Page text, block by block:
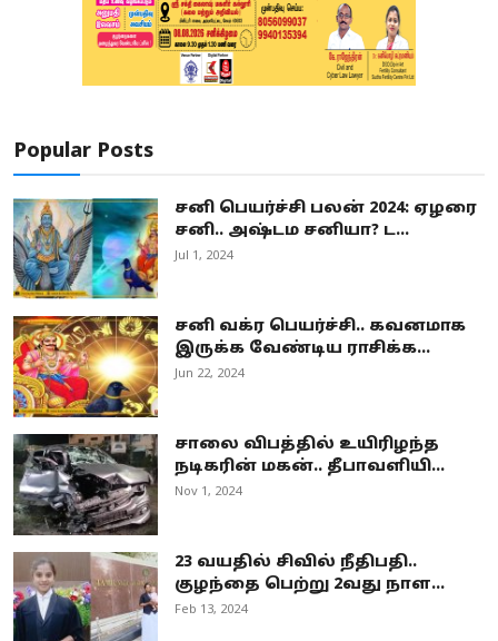
Popular Posts
சனி பெயர்ச்சி பலன் 2024: ஏழரை
சனி.. அஷ்டம சனியா? ட...
Jul 1, 2024
சனி வக்ர பெயர்ச்சி.. கவனமாக
இருக்க வேண்டிய ராசிக்க...
Jun 22, 2024
சாலை விபத்தில் உயிரிழந்த
நடிகரின் மகன்.. தீபாவளியி...
Nov 1, 2024
23 வயதில் சிவில் நீதிபதி..
குழந்தை பெற்று 2வது நாள...
Feb 13, 2024